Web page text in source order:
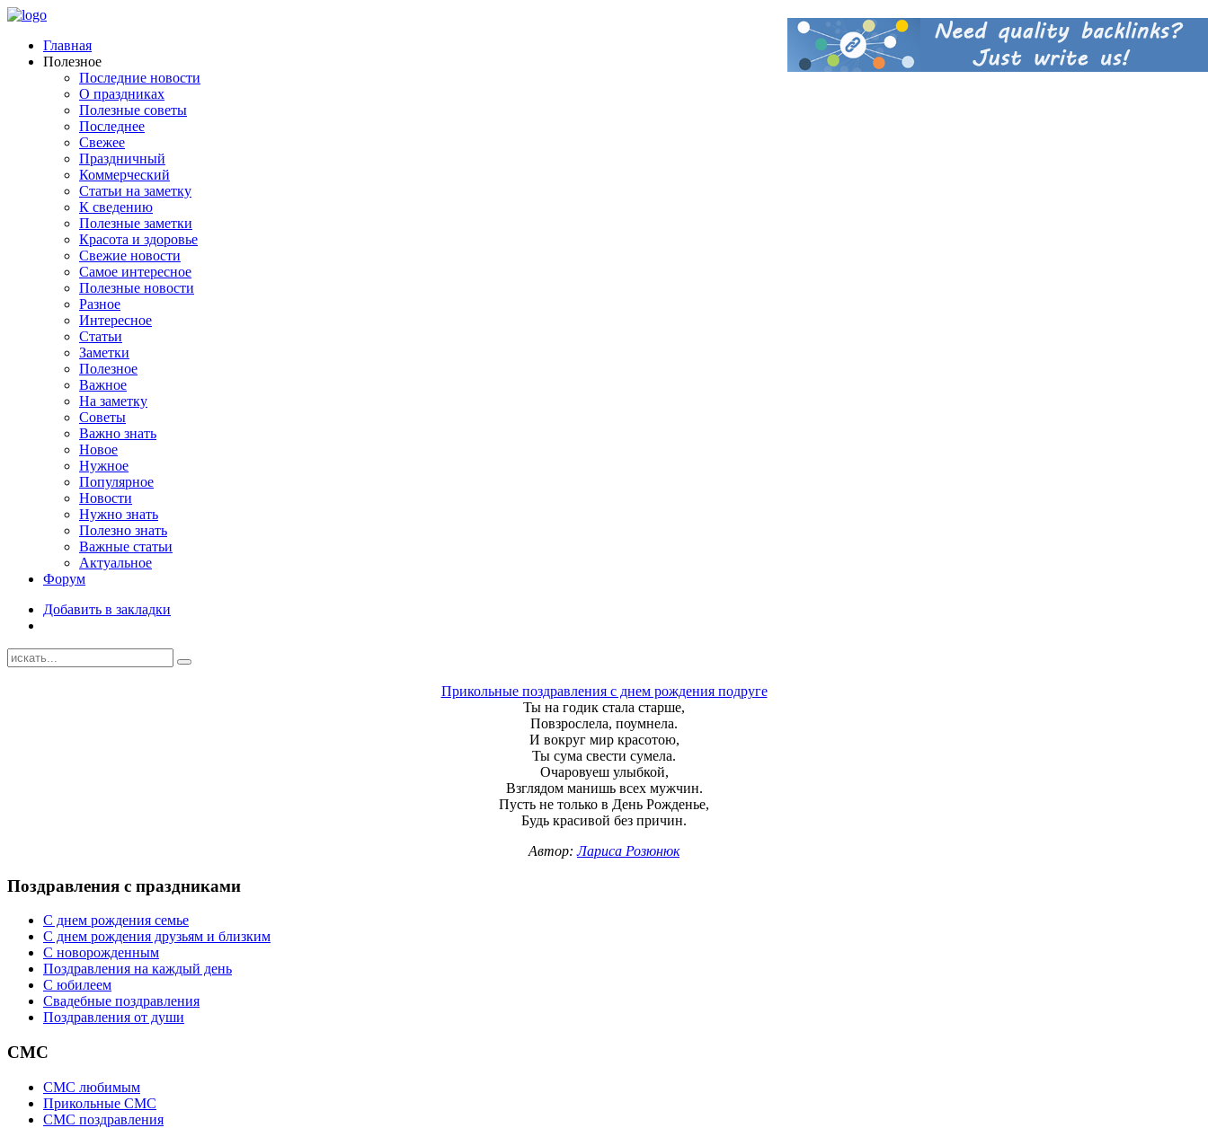
Главная
Полезное
Последние новости
О праздниках
Полезные советы
Последнее
Свежее
Праздничный
Коммерческий
Статьи на заметку
К сведению
Полезные заметки
Красота и здоровье
Свежие новости
Самое интересное
Полезные новости
Разное
Интересное
Статьи
Заметки
Полезное
Важное
На заметку
Советы
Важно знать
Новое
Нужное
Популярное
Новости
Нужно знать
Полезно знать
Важные статьи
Актуальное
Форум
Добавить в закладки
Прикольные поздравления с днем рождения подруге
Ты на годик стала старше,
Повзрослела, поумнела.
И вокруг мир красотою,
Ты сума свести сумела.
Очаровуеш улыбкой,
Взглядом манишь всех мужчин.
Пусть не только в День Рожденье,
Будь красивой без причин.
Автор:Лариса Розюнюк
Поздравления с праздниками
С днем рождения семье
С днем рождения друзьям и близким
C новорожденным
Поздравления на каждый день
С юбилеем
Свадебные поздравления
Поздравления от души
СМС
СМС любимым
Прикольные СМС
СМС поздравления